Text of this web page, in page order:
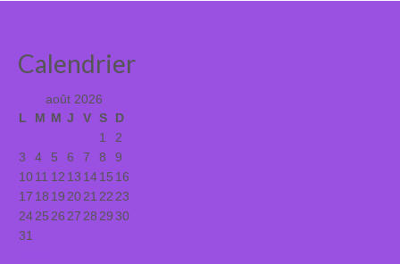
Calendrier
août 2026
L
M M J V S D
1
2
3
4 5 6 7 8
9
1011 12 13 1415 16
17 18 19 2021 22 23
2425 26 27 28 2930
31